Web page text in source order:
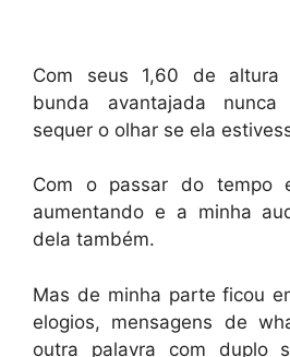
Com seus 1,60 de altura
bunda avantajada nunca
sequer o olhar se ela
Com o passar do tempo
aumentando e a minha
dela também.
Mas de minha parte ficou
elogios, mensagens de
outra palavra com duplo